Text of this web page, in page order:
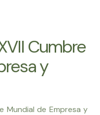
Cumbre
y
Mundial de Empresa y